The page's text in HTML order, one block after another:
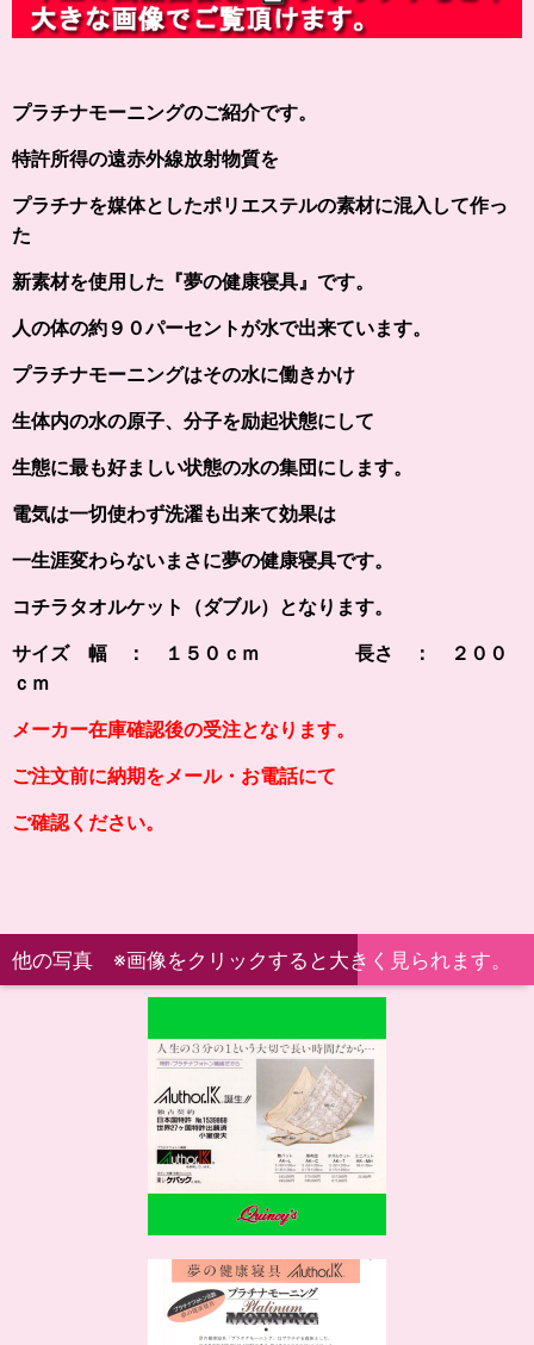
プラチナモーニングのご紹介です。
特許所得の遠赤外線放射物質を
プラチナを媒体としたポリエステルの素材に混入して作っ
た
新素材を使用した『夢の健康寝具』です。
人の体の約９０パーセントが水で出来ています。
プラチナモーニングはその水に働きかけ
生体内の水の原子、分子を励起状態にして
生態に最も好ましい状態の水の集団にします。
電気は一切使わず洗濯も出来て効果は
一生涯変わらないまさに夢の健康寝具です。
コチラタオルケット（ダブル）となります。
サイズ 幅 ： １５０ｃｍ 長さ ： ２００
ｃｍ
メーカー在庫確認後の受注となります。
ご注文前に納期をメール・お電話にて
ご確認ください。
他の写真 ※画像をクリックすると大きく見られます。